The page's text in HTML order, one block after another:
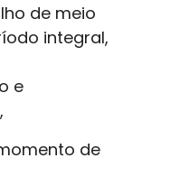
de meio
integral,
e
de